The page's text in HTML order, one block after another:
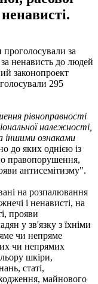
за
за ненависть до людей
законопроект
295
рівноправності
належності,
іншими ознаками
до яких однією із
правопорушення,
антисемітизму".
на розпалювання
і ненависті, на
прояви
у зв'язку з їхніми
чи непряме
чи непрямих
шкіри,
статі,
майнового